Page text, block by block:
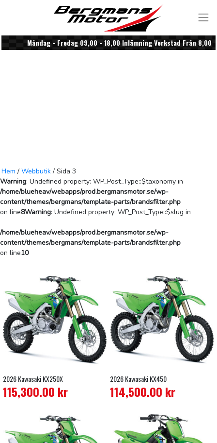
Måndag - Fredag 09,00 - 18,00 Inlämning Verkstad Från 8,00
Hem / Webbutik / Sida 3
Warning: Undefined property: WP_Post_Type::$taxonomy in
/home/blueheav/webapps/prod.bergmansmotor.se/wp-
content/themes/bergmans/template-parts/brandsfilter.php
on line8Warning: Undefined property: WP_Post_Type::$slug in
/home/blueheav/webapps/prod.bergmansmotor.se/wp-
content/themes/bergmans/template-parts/brandsfilter.php
on line10
2026 Kawasaki KX250X
115,300.00 kr
2026 Kawasaki KX450
114,500.00 kr